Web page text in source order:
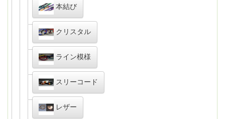
本結び
クリスタル
ライン模様
スリーコード
レザー